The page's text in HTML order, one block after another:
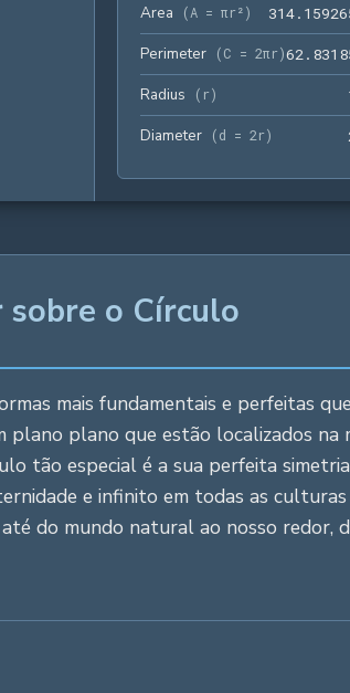
Area (A = πr²) 314. 1 5926
Perimeter (C = 2πr)62. 831 8
Radius ( r)
Diameter (d = 2r)
sobre o Círculo
mais fundamentais e perfeitas
plano que estão localizados na
tão especial é a sua perfeita
e infinito em todas as
do mundo natural ao nosso